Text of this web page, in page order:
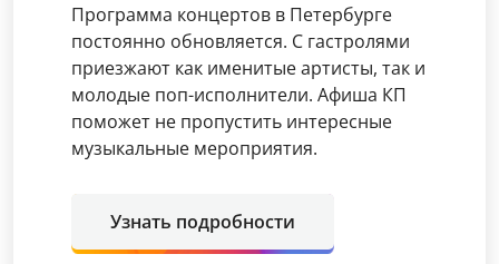
Программа концертов в Петербурге
постоянно обновляется. С гастролями
приезжают как именитые артисты, так и
молодые поп-исполнители. Афиша КП
поможет не пропустить интересные
музыкальные мероприятия.
Узнать подробности